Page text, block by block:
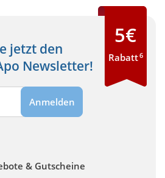
jetzt den
Newsletter!
Anmelden
& Gutscheine
5€
Rabatt6